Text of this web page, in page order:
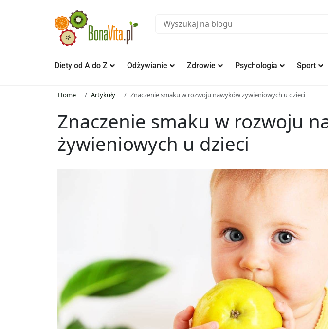
Diety od A do Z Odżywianie Zdrowie Psychologia Sport
Home Artykuły Znaczenie smaku w rozwoju nawyków żywieniowych u dzieci
Znaczenie smaku w rozwoju
żywieniowych u dzieci